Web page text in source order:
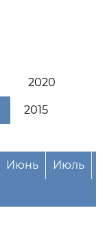
2020
2015
Июнь Июль